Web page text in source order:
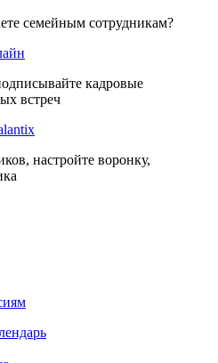
семейным сотрудникам?
кадровые
встреч
настройте воронку,